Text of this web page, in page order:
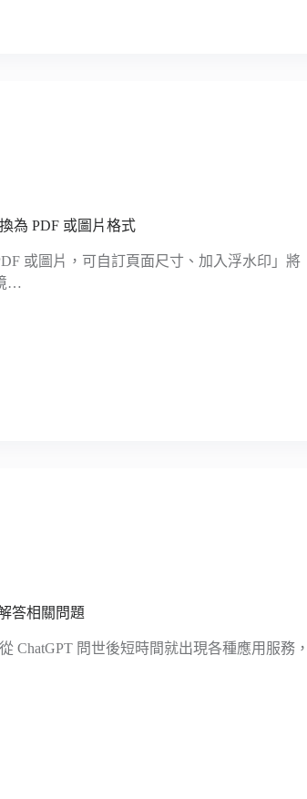
為 PDF 或圖片格式
或圖片，可自訂頁面尺寸、加入浮水印」將
…
答相關問題
ChatGPT 問世後短時間就出現各種應用服務，